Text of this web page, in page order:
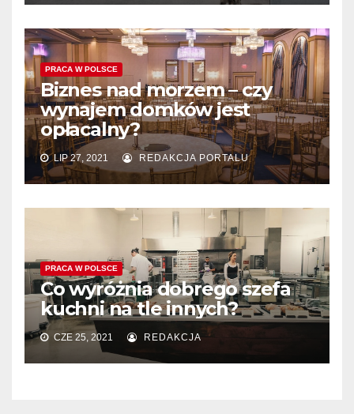
PRACA W POLSCE
Biznes nad morzem – czy
wynajem domków jest
opłacalny?
LIP 27, 2021 REDAKCJA PORTALU
PRACA W POLSCE
Co wyróżnia dobrego szefa
kuchni na tle innych?
CZE 25, 2021 REDAKCJA